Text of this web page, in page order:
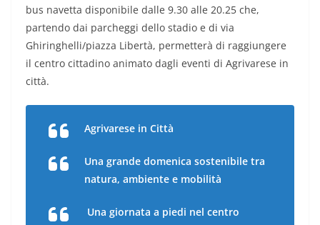
bus navetta disponibile dalle 9.30 alle 20.25 che,
partendo dai parcheggi dello stadio e di via
Ghiringhelli/piazza Libertà, permetterà di raggiungere
il centro cittadino animato dagli eventi di Agrivarese in
città.
Agrivarese in Città
Una grande domenica sostenibile tra
natura, ambiente e mobilità
Una giornata a piedi nel centro